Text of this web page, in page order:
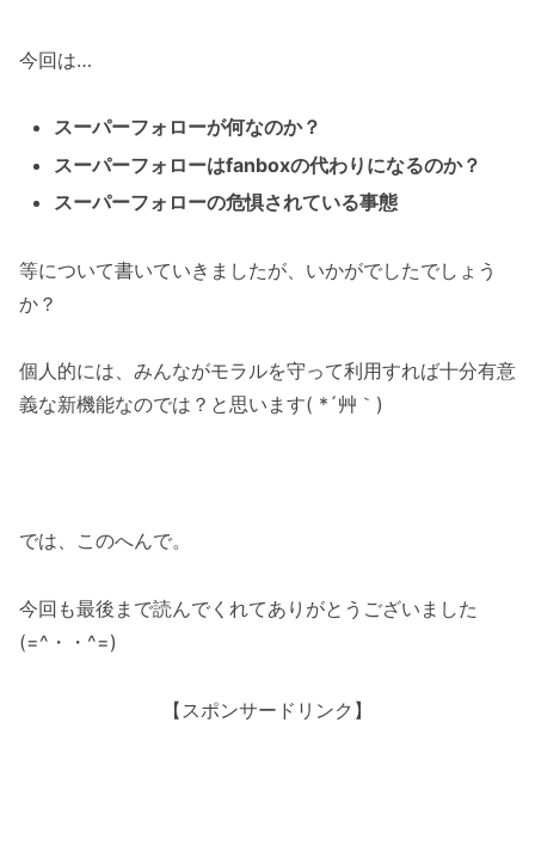
今回は…
スーパーフォローが何なのか？
スーパーフォローはfanboxの代わりになるのか？
スーパーフォローの危惧されている事態
等について書いていきましたが、いかがでしたでしょう
か？
個人的には、みんながモラルを守って利用すれば十分有意
義な新機能なのでは？と思います( *´艸｀)
では、このへんで。
今回も最後まで読んでくれてありがとうございました
(=^・・^=)
【スポンサードリンク】